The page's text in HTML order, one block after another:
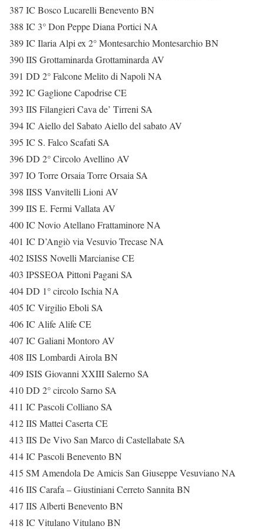
387 IC Bosco Lucarelli Benevento BN
388 IC 3° Don Peppe Diana Portici NA
389 IC Ilaria Alpi ex 2° Montesarchio Montesarchio BN
390 IIS Grottaminarda Grottaminarda AV
391 DD 2° Falcone Melito di Napoli NA
392 IC Gaglione Capodrise CE
393 IIS Filangieri Cava de’ Tirreni SA
394 IC Aiello del Sabato Aiello del sabato AV
395 IC S. Falco Scafati SA
396 DD 2° Circolo Avellino AV
397 IO Torre Orsaia Torre Orsaia SA
398 IISS Vanvitelli Lioni AV
399 IIS E. Fermi Vallata AV
400 IC Novio Atellano Frattaminore NA
401 IC D’Angiò via Vesuvio Trecase NA
402 ISISS Novelli Marcianise CE
403 IPSSEOA Pittoni Pagani SA
404 DD 1° circolo Ischia NA
405 IC Virgilio Eboli SA
406 IC Alife Alife CE
407 IC Galiani Montoro AV
408 IIS Lombardi Airola BN
409 ISIS Giovanni XXIII Salerno SA
410 DD 2° circolo Sarno SA
411 IC Pascoli Colliano SA
412 IIS Mattei Caserta CE
413 IIS De Vivo San Marco di Castellabate SA
414 IC Pascoli Benevento BN
415 SM Amendola De Amicis San Giuseppe Vesuviano NA
416 IIS Carafa – Giustiniani Cerreto Sannita BN
417 IIS Alberti Benevento BN
418 IC Vitulano Vitulano BN